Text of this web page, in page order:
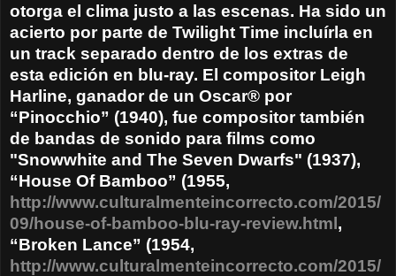
otorga el clima justo a las escenas. Ha sido un
acierto por parte de Twilight Time incluírla en
un track separado dentro de los extras de
esta edición en blu-ray. El compositor Leigh
Harline, ganador de un Oscar® por
“Pinocchio” (1940), fue compositor también
de bandas de sonido para films como
"Snowwhite and The Seven Dwarfs" (1937),
“House Of Bamboo” (1955,
http://www.culturalmenteincorrecto.com/2015/
09/house-of-bamboo-blu-ray-review.html,
“Broken Lance” (1954,
http://www.culturalmenteincorrecto.com/2015/